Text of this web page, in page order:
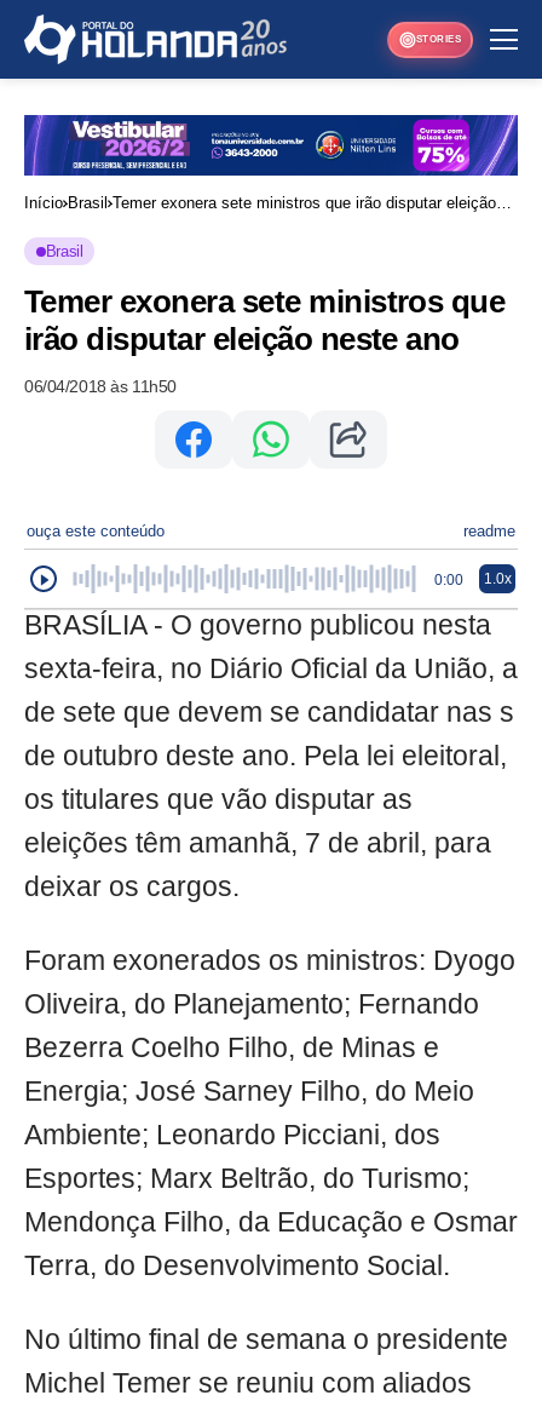
STORIES
Início Brasil Temer exonera sete ministros que irão disputar eleição
Brasil
Temer exonera sete ministros que
irão disputar eleição neste ano
06/04/2018 às 11h50
ouça este conteúdo readme
0:00 1.0x
BRASÍLIA - O governo publicou nesta
sexta-feira, no Diário Oficial da União, a
de sete que devem se candidatar nas s
de outubro deste ano. Pela lei eleitoral,
os titulares que vão disputar as
eleições têm amanhã, 7 de abril, para
deixar os cargos.
Foram exonerados os ministros: Dyogo
Oliveira, do Planejamento; Fernando
Bezerra Coelho Filho, de Minas e
Energia; José Sarney Filho, do Meio
Ambiente; Leonardo Picciani, dos
Esportes; Marx Beltrão, do Turismo;
Mendonça Filho, da Educação e Osmar
Terra, do Desenvolvimento Social.
No último final de semana o presidente
Michel Temer se reuniu com aliados